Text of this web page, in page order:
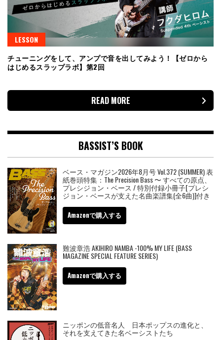
LESSON
チューニングをして、アンプで音を出してみよう！【ゼロから
はじめるスラップラボ】第2回
READ MORE
BASSIST’S BOOK
ベース・マガジン2026年8月号 Vol.372 (SUMMER) 表
紙巻頭特集：The Precision Bass 〜 すべての原点、
プレシジョン・ベース / 特別付録小冊子[プレシ
ジョン・ベースが支えた名曲楽譜集(全6曲)]付き
Amazonで購入する
難波章浩 AKIHIRO NAMBA -100% MY LIFE (BASS
MAGAZINE SPECIAL FEATURE SERIES)
Amazonで購入する
ニッポンの低音名人 日本ポップスの進化と、
それを支えてきた名ベーシストたち